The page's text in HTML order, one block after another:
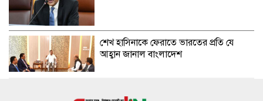
শেখ হাসিনাকে ফেরাতে ভারতের প্রতি যে
আহ্বান জানাল বাংলাদেশ